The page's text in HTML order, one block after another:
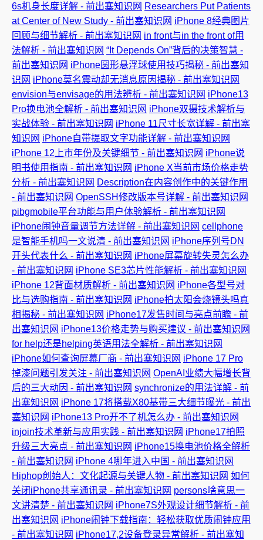
6s机身长度详解 - 前出塞知识网 Researchers Put Patients
at Center of New Study - 前出塞知识网 iPhone 8经典图片
回顾与细节解析 - 前出塞知识网 in front与in the front of用
法解析 - 前出塞知识网 “It Depends On”背后的决策智慧 -
前出塞知识网 iPhone圆形悬浮球使用技巧揭秘 - 前出塞知
识网 iPhone莫名震动却无消息原因揭秘 - 前出塞知识网
envision与envisage的用法辨析 - 前出塞知识网 iPhone13
Pro换电池全解析 - 前出塞知识网 iPhone双摄技术解析与
实战体验 - 前出塞知识网 iPhone 11尺寸长宽详解 - 前出塞
知识网 iPhone自带提取文字功能详解 - 前出塞知识网
iPhone 12上市年份及关键细节 - 前出塞知识网 iPhone说
明书使用指南 - 前出塞知识网 iPhone X当前市场价格走势
分析 - 前出塞知识网 Description在内容创作中的关键作用
- 前出塞知识网 OpenSSH修改版本号详解 - 前出塞知识网
pibgmobile平台功能与用户体验解析 - 前出塞知识网
iPhone闹钟音量调节方法详解 - 前出塞知识网 cellphone
是智能手机吗一文说清 - 前出塞知识网 iPhone序列号DN
开头代表什么 - 前出塞知识网 iPhone屏幕旋转失灵怎么办
- 前出塞知识网 iPhone SE3芯片性能解析 - 前出塞知识网
iPhone 12背面材质解析 - 前出塞知识网 iPhone各型号对
比与选购指南 - 前出塞知识网 iPhone拍太阳会烧镜头吗真
相揭秘 - 前出塞知识网 iPhone17发售时间与亮点前瞻 - 前
出塞知识网 iPhone13价格走势与购买建议 - 前出塞知识网
for help还是helping英语用法全解析 - 前出塞知识网
iPhone如何查询屏幕厂商 - 前出塞知识网 iPhone 17 Pro
掉漆问题引发关注 - 前出塞知识网 OpenAI业绩大幅增长背
后的三大动因 - 前出塞知识网 synchronize的用法详解 - 前
出塞知识网 iPhone 17将搭载X80基带三大细节曝光 - 前出
塞知识网 iPhone13 Pro开不了机怎么办 - 前出塞知识网
injoin技术革新与应用实践 - 前出塞知识网 iPhone17拍照
升级三大亮点 - 前出塞知识网 iPhone15换电池价格全解析
- 前出塞知识网 iPhone 4哪年进入中国 - 前出塞知识网
Hiphop创始人：文化起源与关键人物 - 前出塞知识网 如何
关闭iPhone共享通讯录 - 前出塞知识网 persons啥意思一
文讲清楚 - 前出塞知识网 iPhone7S外观设计细节解析 - 前
出塞知识网 iPhone闹钟下载指南：轻松获取优质闹钟应用
- 前出塞知识网 iPhone17,2设备登录异常解析 - 前出塞知